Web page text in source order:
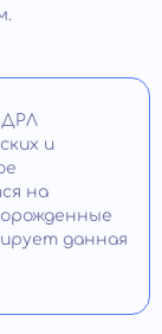
ДРЛ
и
на
данная